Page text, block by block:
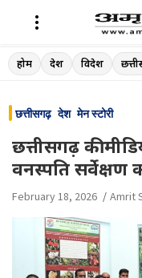
Skip
to
होम देश विदेश
छत्तीसगढ़ देश मेन स्टोरी
छत्तीसगढ़ की
वनस्पति सर्वेक्षण
February 18, 2026 Amrit